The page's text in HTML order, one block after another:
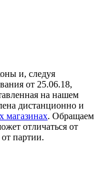
и, следуя
от 25.06.18,
на нашем
дистанционно и
магазинах. Обращаем
отличаться от
партии.